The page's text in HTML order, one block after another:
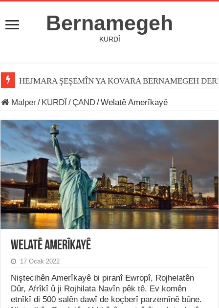
Bernamegeh
KURDÎ
HEJMARA ŞEŞEMÎN YA KOVARA BERNAMEGEH
Malper/ KURDÎ / ÇAND/Welatê Amerîkayê
Welatê Amerîkayê
17 Ocak 2022
Niştecihên Amerîkayê bi piranî Ewropî, Rojhelatên
Dûr, Afrîkî û ji Rojhilata Navîn pêk tê. Ev komên
etnîkî di 500 salên dawî de koçberî parzemînê bûne.